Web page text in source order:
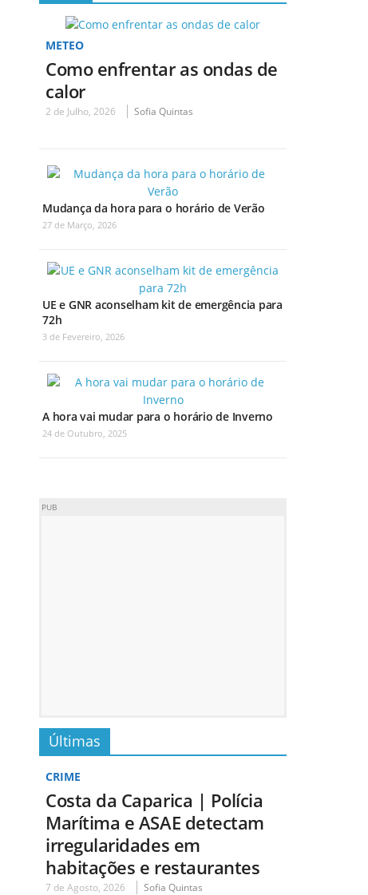
METEO
Como enfrentar as ondas de
calor
2 de Julho, 2026 Sofia Quintas
Mudança da hora para o horário de Verão
27 de Março, 2026
UE e GNR aconselham kit de emergência para
72h
3 de Fevereiro, 2026
A hora vai mudar para o horário de Inverno
24 de Outubro, 2025
PUB
Últimas
CRIME
Costa da Caparica | Polícia
Marítima e ASAE detectam
irregularidades em
habitações e restaurantes
7 de Agosto, 2026 Sofia Quintas